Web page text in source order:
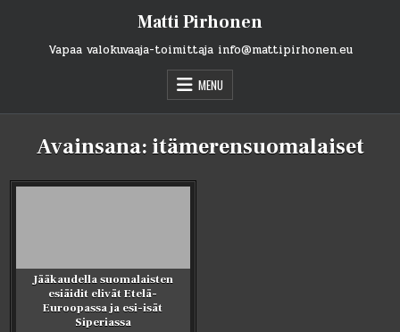
Matti Pirhonen
Vapaa valokuvaaja-toimittaja info@mattipirhonen.eu
MENU
Avainsana:itämerensuomalaiset
Jääkaudella suomalaisten
esiäidit elivät Etelä-
Euroopassa ja esi-isät
Siperiassa